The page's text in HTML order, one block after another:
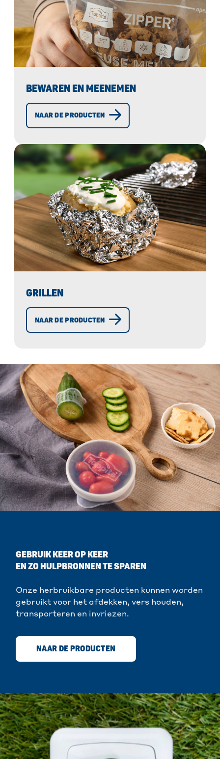
BEWAREN EN MEENEMEN
NAAR DE PRODUCTEN
GRILLEN
NAAR DE PRODUCTEN
GEBRUIK KEER OP KEER
EN ZO HULPBRONNEN TE SPAREN
Onze herbruikbare producten kunnen worden
gebruikt voor het afdekken, vers houden,
transporteren en invriezen.
NAAR DE PRODUCTEN